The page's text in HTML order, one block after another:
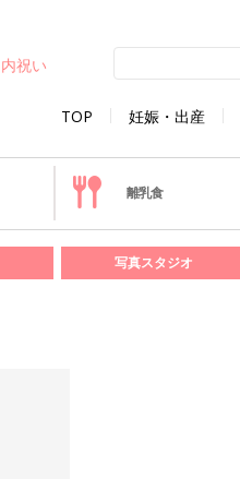
TOP 妊娠・出産
内祝い
離乳食
写真スタジオ